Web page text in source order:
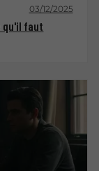
03/12/2025
qu'il faut